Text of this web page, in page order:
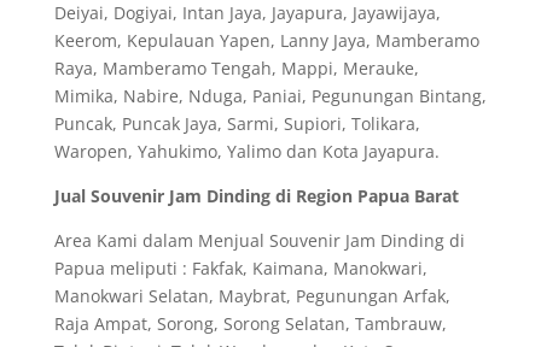
Deiyai, Dogiyai, Intan Jaya, Jayapura, Jayawijaya,
Keerom, Kepulauan Yapen, Lanny Jaya, Mamberamo
Raya, Mamberamo Tengah, Mappi, Merauke,
Mimika, Nabire, Nduga, Paniai, Pegunungan Bintang,
Puncak, Puncak Jaya, Sarmi, Supiori, Tolikara,
Waropen, Yahukimo, Yalimo dan Kota Jayapura.
Jual Souvenir Jam Dinding di Region Papua Barat
Area Kami dalam Menjual Souvenir Jam Dinding di
Papua meliputi : Fakfak, Kaimana, Manokwari,
Manokwari Selatan, Maybrat, Pegunungan Arfak,
Raja Ampat, Sorong, Sorong Selatan, Tambrauw,